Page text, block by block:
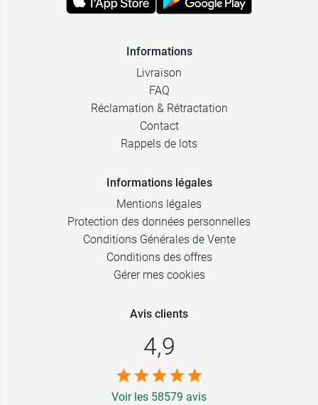
Informations
Livraison
FAQ
Réclamation & Rétractation
Contact
Rappels de lots
Informations légales
Mentions légales
Protection des données personnelles
Conditions Générales de Vente
Conditions des offres
Gérer mes cookies
Avis clients
4,9
Voir les 58579 avis